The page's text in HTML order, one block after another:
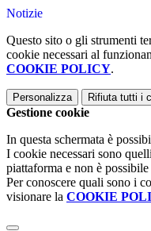
Notizie
Questo sito o gli strumenti
cookie necessari al
COOKIE POLICY.
Personalizza Rifiuta tutti i
Gestione cookie
In questa schermata è
I cookie necessari sono
piattaforma e non è
Per conoscere quali sono i
visionare la COOKIE